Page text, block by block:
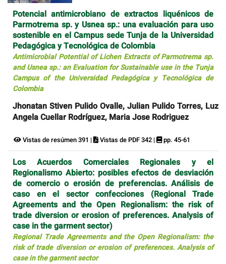
Potencial antimicrobiano de extractos liquénicos de
Parmotrema sp. y Usnea sp.: una evaluación para uso
sostenible en el Campus sede Tunja de la Universidad
Pedagógica y Tecnológica de Colombia
Antimicrobial Potential of Lichen Extracts of Parmotrema sp.
and Usnea sp.: an Evaluation for Sustainable use in the Tunja
Campus of the Universidad Pedagógica y Tecnológica de
Colombia
Jhonatan Stiven Pulido Ovalle, Julian Pulido Torres, Luz
Angela Cuellar Rodríguez, Maria Jose Rodriguez
Vistas de resúmen 391 | Vistas de PDF 342 | pp. 45-61
Los Acuerdos Comerciales Regionales y el
Regionalismo Abierto: posibles efectos de desviación
de comercio o erosión de preferencias. Análisis de
caso en el sector confecciones (Regional Trade
Agreements and the Open Regionalism: the risk of
trade diversion or erosion of preferences. Analysis of
case in the garment sector)
Regional Trade Agreements and the Open Regionalism: the
risk of trade diversion or erosion of preferences. Analysis of
case in the garment sector